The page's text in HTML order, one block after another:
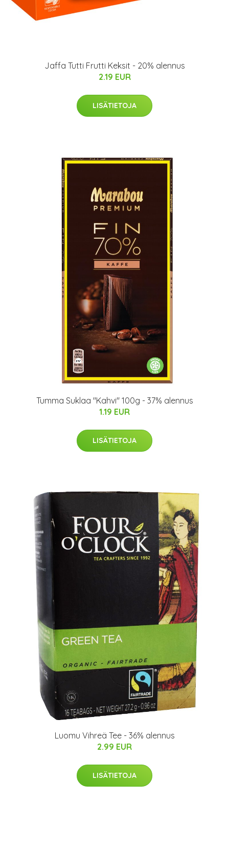
Jaffa Tutti Frutti Keksit - 20% alennus
2.19 EUR
LISÄTIETOJA
Tumma Suklaa "Kahvi" 100g - 37% alennus
1.19 EUR
LISÄTIETOJA
Luomu Vihreä Tee - 36% alennus
2.99 EUR
LISÄTIETOJA